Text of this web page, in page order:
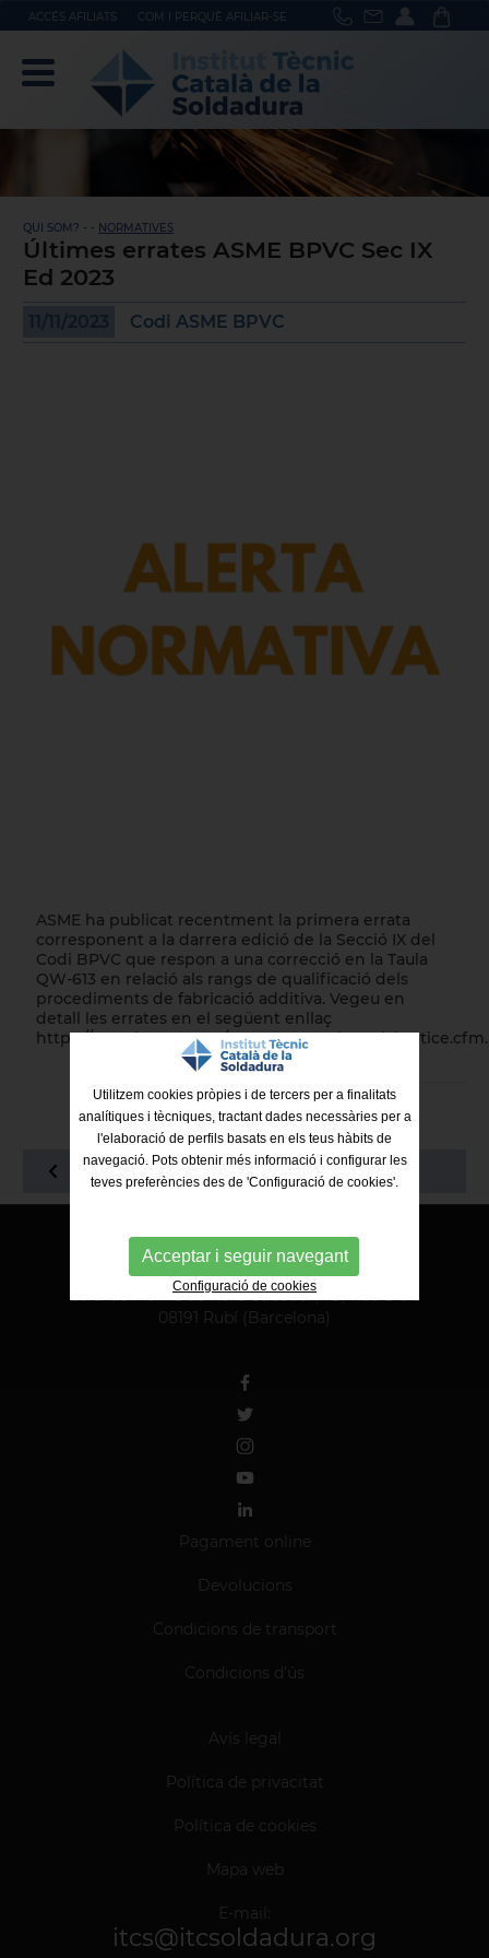
ACCÉS AFILIATS COM I PERQUÈ AFILIAR-SE
QUI SOM? - - NORMATIVES
Últimes errates ASME BPVC Sec IX
Ed 2023
11/11/2023 Codi ASME BPVC
ASME ha publicat recentment la primera errata
corresponent a la darrera edició de la Secció IX del
Codi BPVC que respon a una correcció en la Taula
QW-613 en relació als rangs de qualificació dels
procediments de fabricació additiva. Vegeu en
detall les errates en el següent enllaç
https://cstools.asme.org/BPVErrataAndSpecialNotice.cfm.
TORNAR AL LLISTAT
ITCS - Institut Tècnic Català de la Soldadura
Ctra. de Molins de Rei a Sabadell, 79, Nau 8 bis
08191 Rubí (Barcelona)
Pagament online
Devolucions
Condicions de transport
Condicions d'ús
Avís legal
Política de privacitat
Política de cookies
Mapa web
E-mail:
itcs@itcsoldadura.org
Utilitzem cookies pròpies i de tercers per a finalitats
analítiques i tècniques, tractant dades necessàries per a
l'elaboració de perfils basats en els teus hàbits de
navegació. Pots obtenir més informació i configurar les
teves preferències des de 'Configuració de cookies'.
Acceptar i seguir navegant
Configuració de cookies